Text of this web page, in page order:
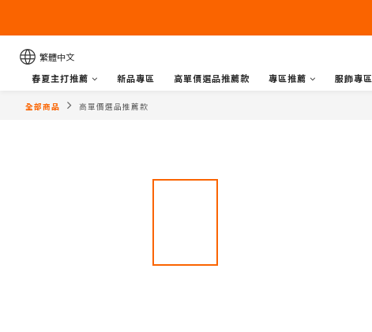
繁體中文
春夏主打推薦
新品專區 高單價選品推薦款 專區推薦 服飾專區
全部商品 高單價選品推薦款